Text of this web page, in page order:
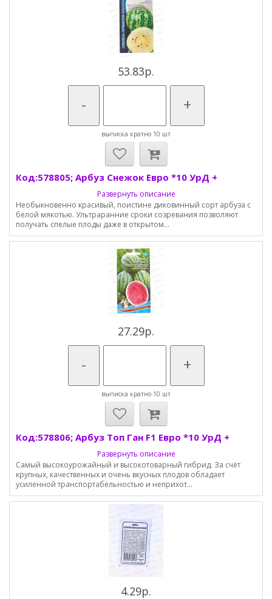
53.83р.
- +
выписка кратно 10 шт
Код:578805; Арбуз Снежок Евро *10 УрД +
Развернуть описание
Необыкновенно красивый, поистине диковинный сорт арбуза с
белой мякотью. Ультраранние сроки созревания позволяют
получать спелые плоды даже в открытом...
27.29р.
- +
выписка кратно 10 шт
Код:578806; Арбуз Топ Ган F1 Евро *10 УрД +
Развернуть описание
Самый высокоурожайный и высокотоварный гибрид. За счёт
крупных, качественных и очень вкусных плодов обладает
усиленной транспортабельностью и неприхот...
4.29р.